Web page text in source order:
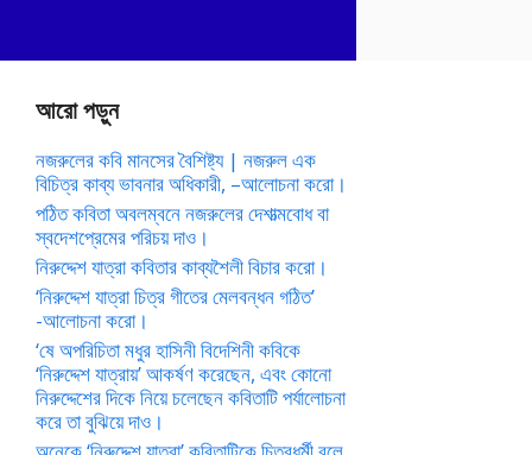
আরো পড়ুন
নজরুলের কবি মানসের বৈশিষ্ট্য | নজরুল এক
বিচিত্র কাব্য ভাবনার অধিকারী, –আলোচনা করো।
পঠিত কবিতা অবলম্বনে নজরুলের দেশাত্মবোধ বা
স্বদেশপ্রেমের পরিচয় দাও।
নিরুদ্দেশ যাত্রা কবিতার কাব্যশৈলী বিচার করো।
‘নিরুদ্দেশ যাত্রা চিত্র গীতের মেলবন্ধন গঠিত’
-আলোচনা করো।
‘ষে অপরিচিতা মধুর হাসিনী বিদেশিনী কবিকে
‘নিরুদ্দেশ যাত্রায়’ আকর্ষণ করেছেন, এবং কোনো
নিরুদ্দেশের দিকে নিয়ে চলেছেন কবিতাটি পর্যালোচনা
করে তা বুঝিয়ে দাও।